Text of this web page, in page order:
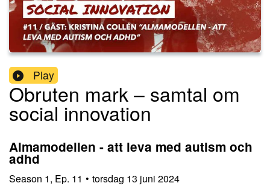
Play
Obruten mark – samtal om
social innovation
Almamodellen - att leva med autism och
adhd
Season 1, Ep. 11 • torsdag 13 juni 2024